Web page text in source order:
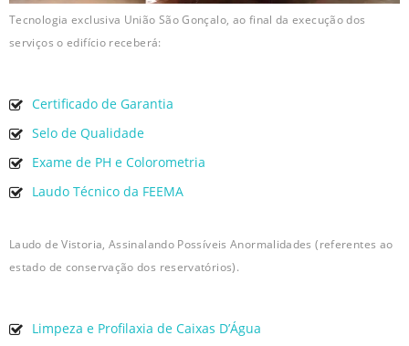
Tecnologia exclusiva União São Gonçalo, ao final da execução dos
serviços o edifício receberá:
Certificado de Garantia
Selo de Qualidade
Exame de PH e Colorometria
Laudo Técnico da FEEMA
Laudo de Vistoria, Assinalando Possíveis Anormalidades (referentes ao
estado de conservação dos reservatórios).
Limpeza e Profilaxia de Caixas D’Água